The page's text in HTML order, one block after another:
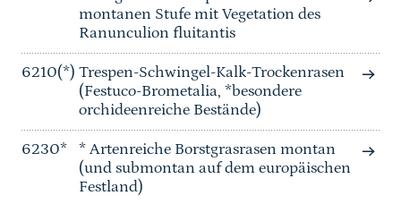
montanen Stufe mit Vegetation des
Ranunculion fluitantis
6210(*) Trespen-Schwingel-Kalk-Trockenrasen
(Festuco-Brometalia, *besondere
orchideenreiche Bestände)
6230*
* Artenreiche Borstgrasrasen montan
(und submontan auf dem europäischen
Festland)